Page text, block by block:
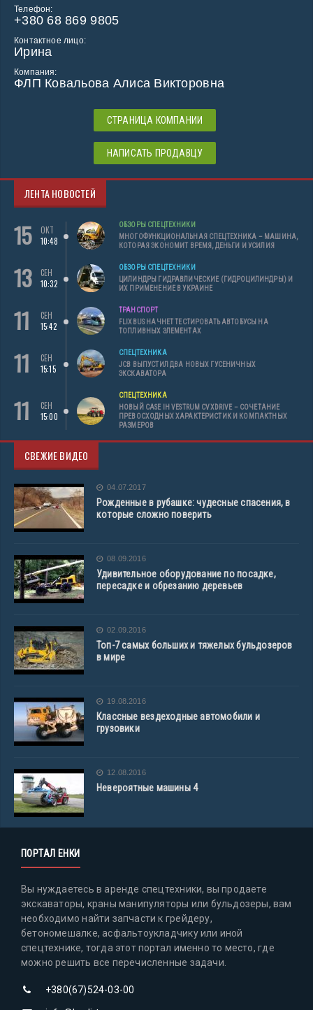
Телефон:
+380 68 869 9805
Контактное лицо:
Ирина
Компания:
ФЛП Ковальова Алиса Викторовна
СТРАНИЦА КОМПАНИИ
НАПИСАТЬ ПРОДАВЦУ
ЛЕНТА НОВОСТЕЙ
15
ОКТ
10:48
ОБЗОРЫ СПЕЦТЕХНИКИ
МНОГОФУНКЦИОНАЛЬНАЯ СПЕЦТЕХНИКА – МАШИНА,
КОТОРАЯ ЭКОНОМИТ ВРЕМЯ, ДЕНЬГИ И УСИЛИЯ
13
СЕН
10:32
ОБЗОРЫ СПЕЦТЕХНИКИ
ЦИЛИНДРЫ ГИДРАВЛИЧЕСКИЕ (ГИДРОЦИЛИНДРЫ) И
ИХ ПРИМЕНЕНИЕ В УКРАИНЕ
11
СЕН
15:42
ТРАНСПОРТ
FLIXBUS НАЧНЕТ ТЕСТИРОВАТЬ АВТОБУСЫ НА
ТОПЛИВНЫХ ЭЛЕМЕНТАХ
11
СЕН
15:15
СПЕЦТЕХНИКА
JCB ВЫПУСТИЛ ДВА НОВЫХ ГУСЕНИЧНЫХ
ЭКСКАВАТОРА
11
СЕН
15:00
СПЕЦТЕХНИКА
НОВЫЙ CASE IH VESTRUM CVXDRIVE – СОЧЕТАНИЕ
ПРЕВОСХОДНЫХ ХАРАКТЕРИСТИК И КОМПАКТНЫХ
РАЗМЕРОВ
СВЕЖИЕ ВИДЕО
04.07.2017
Рожденные в рубашке: чудесные спасения, в
которые сложно поверить
08.09.2016
Удивительное оборудование по посадке,
пересадке и обрезанию деревьев
02.09.2016
Топ-7 самых больших и тяжелых бульдозеров
в мире
19.08.2016
Классные вездеходные автомобили и
грузовики
12.08.2016
Невероятные машины 4
ПОРТАЛ ЕНКИ
Вы нуждаетесь в аренде спецтехники, вы продаете
экскаваторы, краны манипуляторы или бульдозеры, вам
необходимо найти запчасти к грейдеру,
бетономешалке, асфальтоукладчику или иной
спецтехнике, тогда этот портал именно то место, где
можно решить все перечисленные задачи.
+380(67)524-03-00